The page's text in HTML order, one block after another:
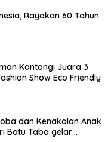
Rayakan 60 Tahun
Kantongi Juara 3
Show Eco Friendly
dan Kenakalan Anak
Batu Taba gelar